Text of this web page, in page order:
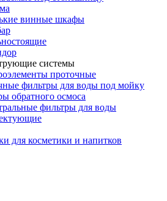
винные шкафы
системы
проточные
фильтры для воды под мойку
обратного осмоса
фильтры для воды
для косметики и напитков